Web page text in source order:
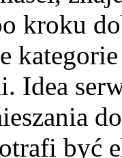
kroku
Idea
być